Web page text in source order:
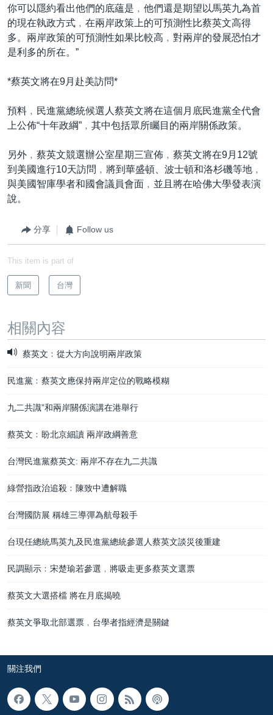
你可以隱約看出他們的底蘊是﹐他們還是期望以馬英九為首
的現在執政方式﹐在兩岸政策上的可預測性比蔡英文高得
多。兩岸政策的可預測性如果比較高﹐對兩岸的發展恐怕才
是利多的所在。”
*蔡英文將在9月赴美訪問*
預料﹐民進黨總統候選人蔡英文將在這個月底民進黨全代會
上公佈“十年政綱”﹐其中包括眾所矚目的兩岸關係政策。
另外﹐蔡英文競選辦公室星期三宣佈﹐蔡英文將在9月12號
到美國進行10天訪問﹐將到華盛頓、波士頓和洛杉磯等地﹐
與美國智庫學者和國會議員會面﹐並且將在哈佛大學發表演
說。
分享 Follow us
This item is part of
新聞 台灣
相關內容
蔡英文﹕從大方向說明兩岸政策
民進黨﹕蔡英文應保持兩岸定位的戰略模糊
九二共識”和兩岸關係演講在港舉行
蔡英文﹕盼北京細讀 兩岸政綱善意
台灣民進黨蔡英文: 兩岸不存在九二共識
綠營指政治追殺﹕陳致中遭解職
台灣國防展 稱雄三導彈為航母殺手
台現任總統馬英九及民進黨總統參選人蔡英文談災後重建
民調顯示﹕宋楚瑜若參選﹐將吸走更多蔡英文選票
蔡英文大選搭檔 將在月底揭曉
蔡英文爭取北部選票﹐台學者指經濟是關鍵
關注我們